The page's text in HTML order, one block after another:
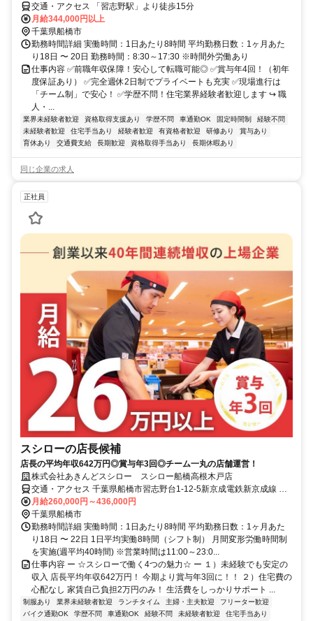
交通・アクセス 「習志野駅」より徒歩15分
月給344,000円以上
千葉県船橋市
勤務時間詳細 実働時間：1日あたり8時間 平均勤務日数：1ヶ月あた
り18日 〜 20日 勤務時間：8:30～17:30 ※時間外労働あり
仕事内容 ✅前職年収保障！安心して転職可能◎ ✅賞与年4回！（初年
度保証あり） ✅完全週休2日制でプライベートも充実 ✅現場進行は
「チーム制」で安心！ ✅学歴不問！住宅業界経験者歓迎します ↪ 職
人・...
業界未経験者歓迎 資格取得支援あり 学歴不問 車通勤OK 固定時間制
経験不問
未経験者歓迎
住宅手当あり 経験者歓迎 有資格者歓迎 研修あり
賞与あり
育休あり
交通費支給 長期歓迎 資格取得手当あり 長期休暇あり
同じ企業の求人
正社員
スシローの店長候補
店長の平均年収642万円◎賞与年3回◎チーム一丸の店舗運営！
株式会社あきんどスシロー スシロー船橋高根木戸店
交通・アクセス 千葉県船橋市習志野台1-12-5新京成電鉄新京成線 高
根木戸駅 徒歩6分新京成電鉄東葉高速線 北習志野駅 徒歩12分
月給260,000円～436,000円
千葉県船橋市
勤務時間詳細 実働時間：1日あたり8時間 平均勤務日数：1ヶ月あた
り18日 〜 22日 1日平均実働8時間（シフト制） 月間変形労働時間制
を実施(週平均40時間) ※営業時間は11:00～23:0...
仕事内容 ー ☆スシローで働く4つの魅力☆ ー １）未経験でも安定の
収入 店長平均年収642万円！ 今期より賞与年3回に！！ ２）住宅費の
心配なし 家賃自己負担2万円のみ！ 生活費をしっかりサポート ...
制服あり 業界未経験者歓迎 ランチタイム 主婦・主夫歓迎
フリーター歓迎
バイク通勤OK
学歴不問 車通勤OK 経験不問 未経験者歓迎
住宅手当あり